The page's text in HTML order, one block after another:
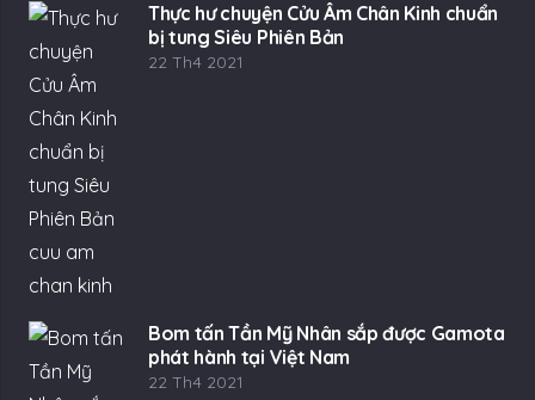
Thực hư chuyện Cửu Âm Chân Kinh chuẩn
bị tung Siêu Phiên Bản
22 Th4 2021
Bom tấn Tần Mỹ Nhân sắp được Gamota
phát hành tại Việt Nam
22 Th4 2021